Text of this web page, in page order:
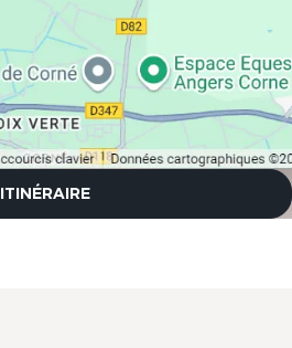
ITINÉRAIRE